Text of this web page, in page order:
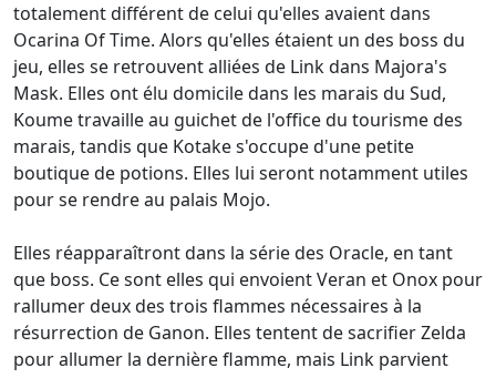
totalement différent de celui qu'elles avaient dans
Ocarina Of Time. Alors qu'elles étaient un des boss du
jeu, elles se retrouvent alliées de Link dans Majora's
Mask. Elles ont élu domicile dans les marais du Sud,
Koume travaille au guichet de l'office du tourisme des
marais, tandis que Kotake s'occupe d'une petite
boutique de potions. Elles lui seront notamment utiles
pour se rendre au palais Mojo.
Elles réapparaîtront dans la série des Oracle, en tant
que boss. Ce sont elles qui envoient Veran et Onox pour
rallumer deux des trois flammes nécessaires à la
résurrection de Ganon. Elles tentent de sacrifier Zelda
pour allumer la dernière flamme, mais Link parvient